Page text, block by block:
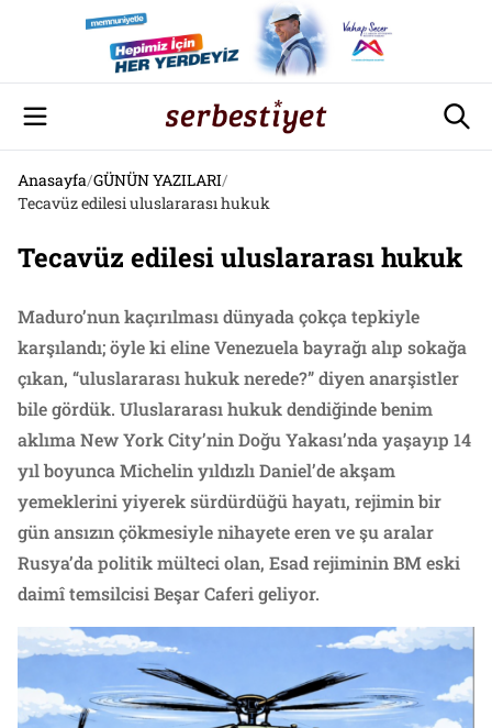
Anasayfa/GÜNÜN YAZILARI/
Tecavüz edilesi uluslararası hukuk
Tecavüz edilesi uluslararası hukuk
Maduro’nun kaçırılması dünyada çokça tepkiyle
karşılandı; öyle ki eline Venezuela bayrağı alıp sokağa
çıkan, “uluslararası hukuk nerede?” diyen anarşistler
bile gördük. Uluslararası hukuk dendiğinde benim
aklıma New York City’nin Doğu Yakası’nda yaşayıp 14
yıl boyunca Michelin yıldızlı Daniel’de akşam
yemeklerini yiyerek sürdürdüğü hayatı, rejimin bir
gün ansızın çökmesiyle nihayete eren ve şu aralar
Rusya’da politik mülteci olan, Esad rejiminin BM eski
daimî temsilcisi Beşar Caferi geliyor.